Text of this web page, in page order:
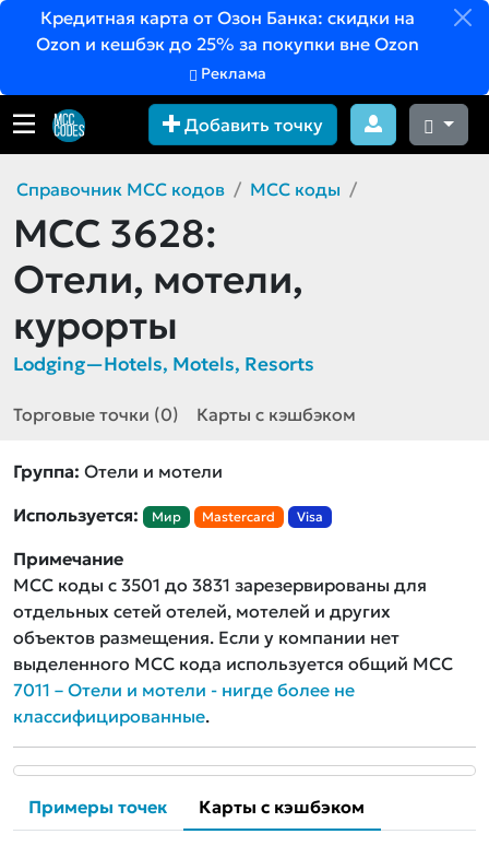
Кредитная карта от Озон Банка: скидки на
Ozon и кешбэк до 25% за покупки вне Ozon
Реклама
Добавить точку
Справочник MCC кодов MCC коды
MCC 3628:
Отели, мотели,
курорты
Lodging—Hotels, Motels, Resorts
Торговые точки (0) Карты с кэшбэком
Группа: Отели и мотели
Используется:
Мир Mastercard Visa
Примечание
MCC коды с 3501 до 3831 зарезервированы для
отдельных сетей отелей, мотелей и других
объектов размещения. Если у компании нет
выделенного MCC кода используется общий MCC
7011 – Отели и мотели - нигде более не
классифицированные.
Примеры точек Карты с кэшбэком